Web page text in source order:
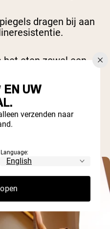
dragen bij aan
het eten zowel een
manier zijn om
OP
VERLAGEN
UW
verzenden naar
Language: